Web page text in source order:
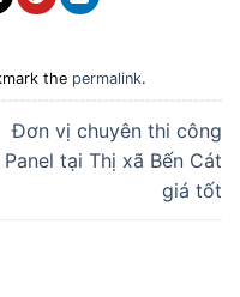
the permalink.
Đơn vị chuyên thi công
Panel tại Thị xã Bến Cát
giá tốt